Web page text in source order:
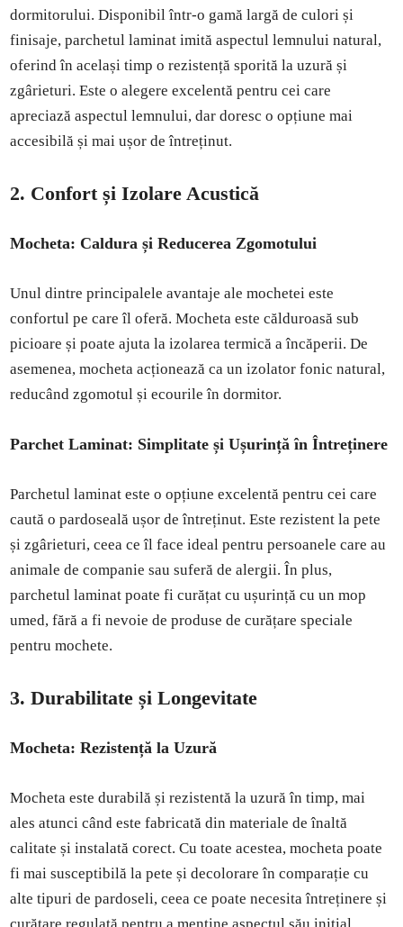
dormitorului. Disponibil într-o gamă largă de culori și
finisaje, parchetul laminat imită aspectul lemnului natural,
oferind în același timp o rezistență sporită la uzură și
zgârieturi. Este o alegere excelentă pentru cei care
apreciază aspectul lemnului, dar doresc o opțiune mai
accesibilă și mai ușor de întreținut.
2. Confort și Izolare Acustică
Mocheta: Caldura și Reducerea Zgomotului
Unul dintre principalele avantaje ale mochetei este
confortul pe care îl oferă. Mocheta este călduroasă sub
picioare și poate ajuta la izolarea termică a încăperii. De
asemenea, mocheta acționează ca un izolator fonic natural,
reducând zgomotul și ecourile în dormitor.
Parchet Laminat: Simplitate și Ușurință în Întreținere
Parchetul laminat este o opțiune excelentă pentru cei care
caută o pardoseală ușor de întreținut. Este rezistent la pete
și zgârieturi, ceea ce îl face ideal pentru persoanele care au
animale de companie sau suferă de alergii. În plus,
parchetul laminat poate fi curățat cu ușurință cu un mop
umed, fără a fi nevoie de produse de curățare speciale
pentru mochete.
3. Durabilitate și Longevitate
Mocheta: Rezistență la Uzură
Mocheta este durabilă și rezistentă la uzură în timp, mai
ales atunci când este fabricată din materiale de înaltă
calitate și instalată corect. Cu toate acestea, mocheta poate
fi mai susceptibilă la pete și decolorare în comparație cu
alte tipuri de pardoseli, ceea ce poate necesita întreținere și